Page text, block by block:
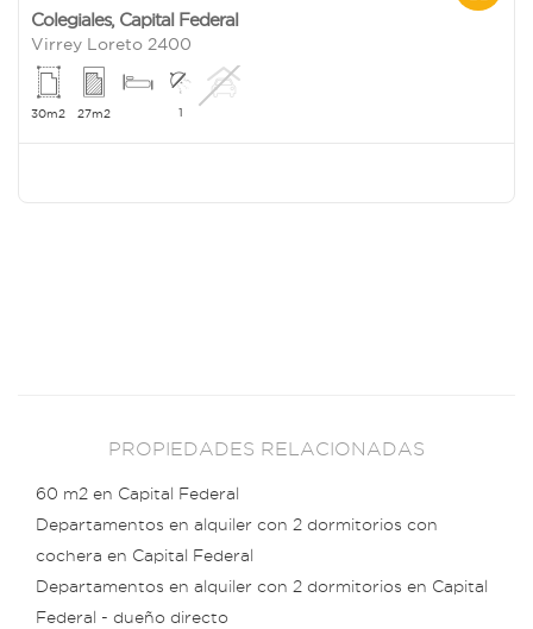
Colegiales, Capital Federal
Virrey Loreto 2400
30m2 27m2 1
PROPIEDADES RELACIONADAS
60 m2 en Capital Federal
Departamentos en alquiler con 2 dormitorios con
cochera en Capital Federal
Departamentos en alquiler con 2 dormitorios en Capital
Federal - dueño directo